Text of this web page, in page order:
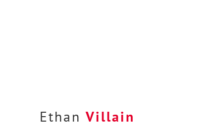
Ethan Villain